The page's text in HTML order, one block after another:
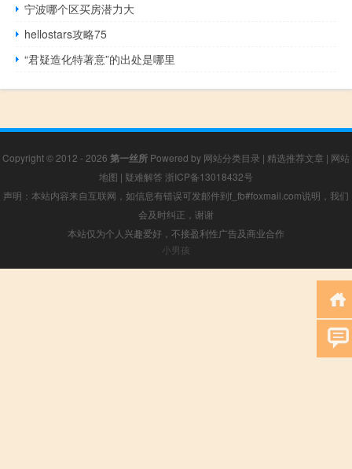
宁波哪个区买房潜力大
hellostars攻略75
“君疑造化特著意”的出处是哪里
Copyright © 2012 - 2026 第一丝所 Powered by 网站分类目录 | 精选推荐文章 | 网站
地图 | 疑难解答 浙ICP备13018432号
声明：本站内容来自互联网，如信息有错误可发邮件到f_fb#foxmail.com说明，我们
会及时纠正，谢谢
本站仅为个人兴趣爱好，不接盈利性广告及商业合作
小男孩